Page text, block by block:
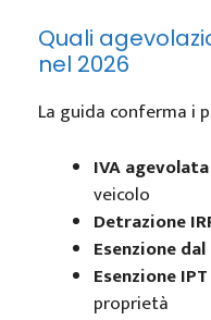
Quali
nel 2026
La guida conferma i
IVA
veicolo
Detrazione
Esenzione
Esenzione IPT
proprietà